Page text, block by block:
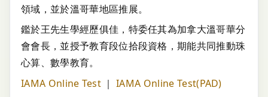
領域，並於溫哥華地區推展。
鑑於王先生學經歷俱佳，特委任其為加拿大溫哥華分
會會長，並授予教育段位拾段資格，期能共同推動珠
心算、數學教育。
IAMA Online Test ｜IAMA Online Test(PAD)